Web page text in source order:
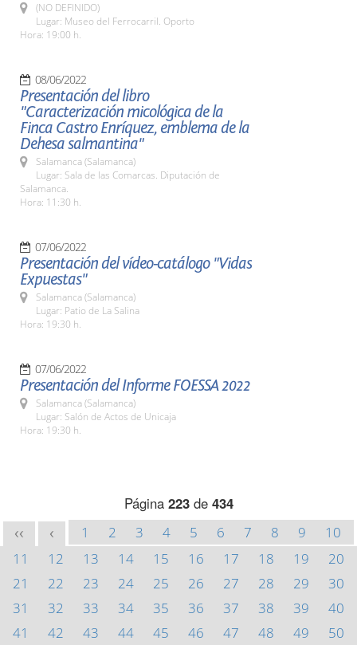
(NO DEFINIDO)
Lugar: Museo del Ferrocarril. Oporto
Hora: 19:00 h.
08/06/2022
Presentación del libro
"Caracterización micológica de la
Finca Castro Enríquez, emblema de la
Dehesa salmantina"
Salamanca (Salamanca)
Lugar: Sala de las Comarcas. Diputación de
Salamanca.
Hora: 11:30 h.
07/06/2022
Presentación del vídeo-catálogo "Vidas
Expuestas"
Salamanca (Salamanca)
Lugar: Patio de La Salina
Hora: 19:30 h.
07/06/2022
Presentación del Informe FOESSA 2022
Salamanca (Salamanca)
Lugar: Salón de Actos de Unicaja
Hora: 19:30 h.
Página 223de 434
<< < 1 2 3 4 5 6 7 8 9
10
11
12 13 14 15 16 17 18 19
20
21
22 23 24 25 26 27 28 29
30
31
32 33 34 35 36 37 38 39
40
41
42 43 44 45 46 47 48 49
50